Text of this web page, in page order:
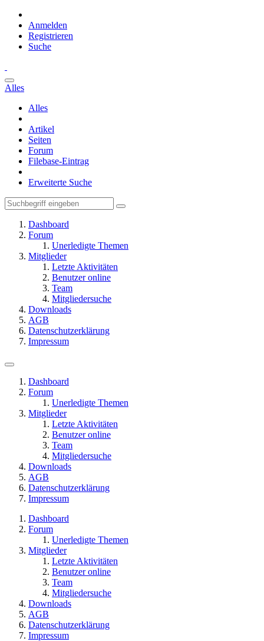
Anmelden
Registrieren
Suche
Alles
Alles
Artikel
Seiten
Forum
Filebase-Eintrag
Erweiterte Suche
Dashboard
Forum
Unerledigte Themen
Mitglieder
Letzte Aktivitäten
Benutzer online
Team
Mitgliedersuche
Downloads
AGB
Datenschutzerklärung
Impressum
Dashboard
Forum
Unerledigte Themen
Mitglieder
Letzte Aktivitäten
Benutzer online
Team
Mitgliedersuche
Downloads
AGB
Datenschutzerklärung
Impressum
Dashboard
Forum
Unerledigte Themen
Mitglieder
Letzte Aktivitäten
Benutzer online
Team
Mitgliedersuche
Downloads
AGB
Datenschutzerklärung
Impressum